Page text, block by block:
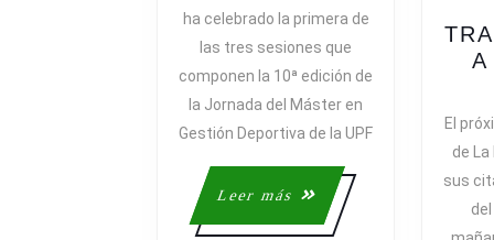
NEGOCIO
EN
EL
DEPORTE
Y
EL
DEPORTE
ha celebrado la primera de
las tres sesiones que
componen la 10ª edición de
la Jornada del Máster en
Gestión Deportiva de la UPF
Leer más
Leer
más
A
El
de
sus